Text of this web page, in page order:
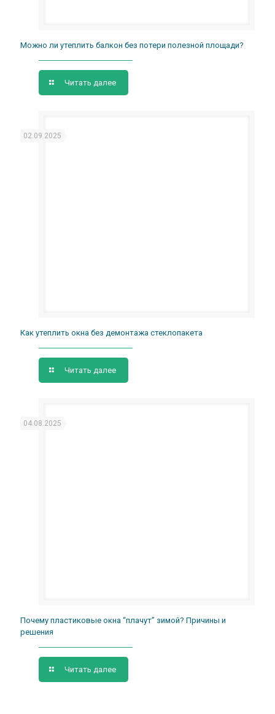
Можно ли утеплить балкон без потери полезной площади?
Читать далее
02.09.2025
Как утеплить окна без демонтажа стеклопакета
Читать далее
04.08.2025
Почему пластиковые окна “плачут” зимой? Причины и
решения
Читать далее